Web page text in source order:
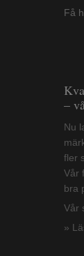
Få
–
Nu
fler
bra
Vår
»